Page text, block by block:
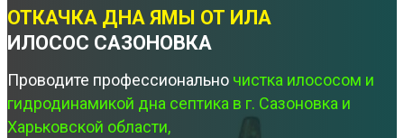
ОТКАЧКА ДНА ЯМЫ ОТ ИЛА
ИЛОСОС САЗОНОВКА
Проводите профессионально чистка илососом и
гидродинамикой дна септика в г. Сазоновка и
Харьковской области,